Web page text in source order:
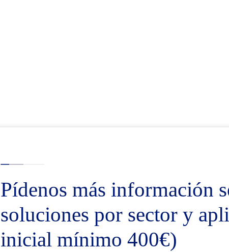
Pídenos más información
soluciones por sector y
inicial mínimo 400€)